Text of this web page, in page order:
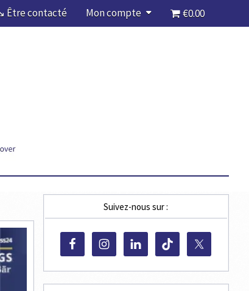
Être contacté Mon compte €0.00
Suivez-nous sur :